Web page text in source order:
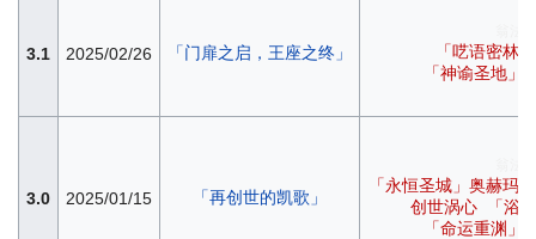
3.1 2025/02/26 「门扉之启，王座之终」
「呓语密林
「神谕圣地」
3.0 2025/01/15 「再创世的凯歌」
「永恒圣城」奥赫玛
创世涡心
「浴
「命运重渊」